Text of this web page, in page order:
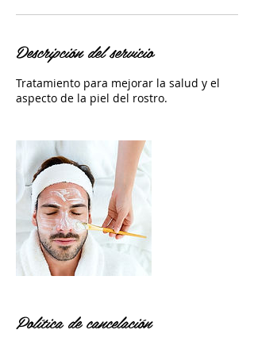
Descripción del servicio
Tratamiento para mejorar la salud y el
aspecto de la piel del rostro.
Política de cancelación